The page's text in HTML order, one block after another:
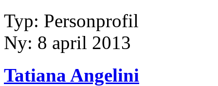
Typ: Personprofil
Ny: 8 april 2013
Tatiana Angelini